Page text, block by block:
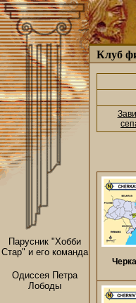
Парусник "Хобби
Стар" и его команда
Одиссея Петра
Лободы
Клуб